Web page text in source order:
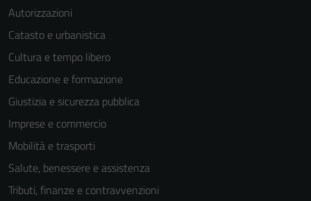
Autorizzazioni
Catasto e urbanistica
Cultura e tempo libero
Educazione e formazione
Giustizia e sicurezza pubblica
Imprese e commercio
Mobilità e trasporti
Salute, benessere e assistenza
Tributi, finanze e contravvenzioni